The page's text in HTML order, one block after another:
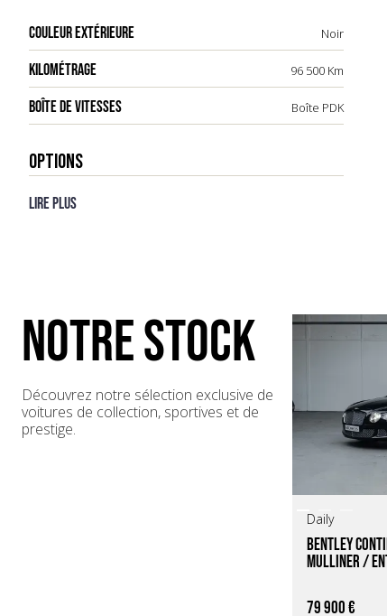
COULEUR EXTÉRIEURE Noir
KILOMÉTRAGE 96 500 Km
BOÎTE DE VITESSES Boîte PDK
OPTIONS
Lire plus
NOTRE STOCK
Découvrez notre sélection exclusive de
voitures de collection, sportives et de
prestige.
Daily
Bentley
Mulliner /
79 900 €